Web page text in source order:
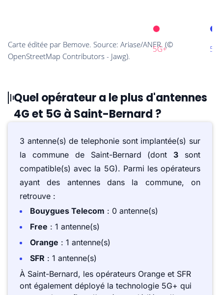
Quel opérateur a le plus d'antennes
4G et 5G à Saint-Bernard ?
3 antenne(s) de telephonie sont implantée(s) sur
la commune de Saint-Bernard (dont3 sont
compatible(s) avec la 5G). Parmi les opérateurs
ayant des antennes dans la commune, on
retrouve :
Bouygues Telecom : 0 antenne(s)
Free : 1 antenne(s)
Orange : 1 antenne(s)
SFR : 1 antenne(s)
À Saint-Bernard, les opérateurs Orange et SFR
ont également déployé la technologie 5G+ qui